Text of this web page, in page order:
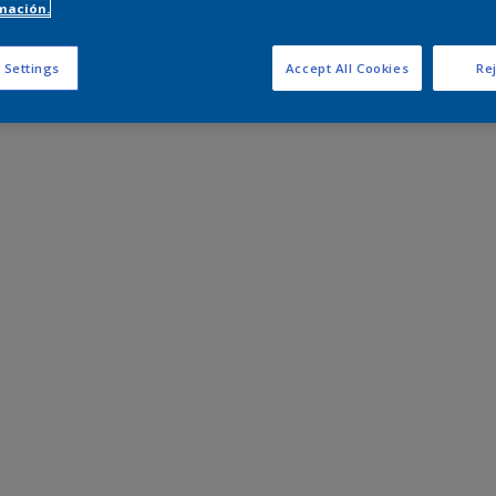
Settings Accept All Cookies